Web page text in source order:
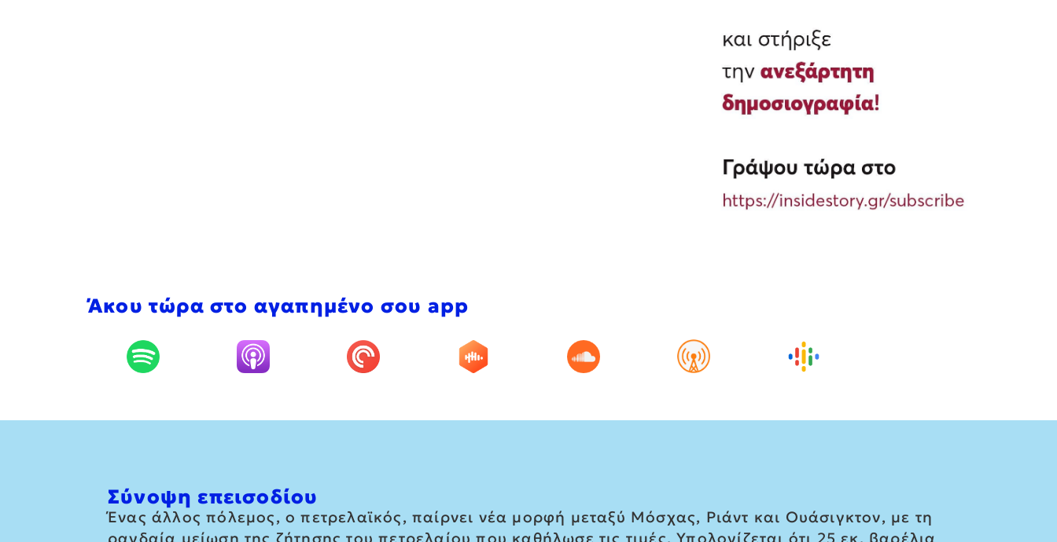
Άκου τώρα στο αγαπημένο σου app
Σύνοψη επεισοδίου
Ένας άλλος πόλεμος, ο πετρελαϊκός, παίρνει νέα μορφή μεταξύ Μόσχας, Ριάντ και Ουάσιγκτον, με τη
ραγδαία μείωση της ζήτησης του πετρελαίου που καθήλωσε τις τιμές. Υπολογίζεται ότι 25 εκ. βαρέλια